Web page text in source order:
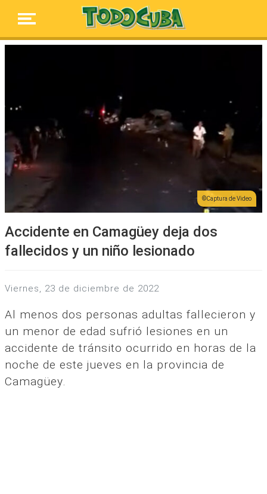
Captura de Video
Accidente en Camagüey deja dos
fallecidos y un niño lesionado
viernes, 23 de diciembre de 2022
Al menos dos personas adultas fallecieron y
un menor de edad sufrió lesiones en un
accidente de tránsito ocurrido en horas de la
noche de este jueves en la provincia de
Camagüey.